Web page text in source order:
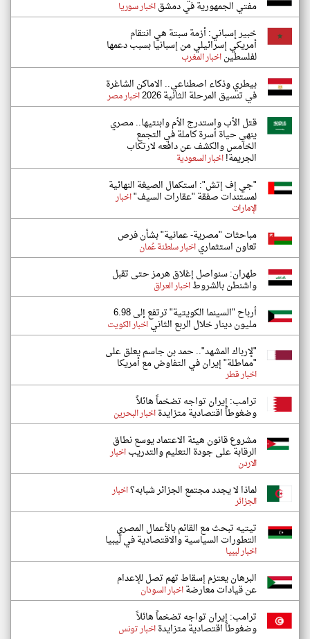
مفتي الجمهورية في دمشقاخبار سوريا
خبير إسباني: أزمة سبتة هي انتقام
أمريكي إسرائيلي من إسبانيا بسبب دعمها
لفلسطيناخبار المغرب
بيطري وذكاء اصطناعي.. الاماكن الشاغرة
في تنسيق المرحلة الثانية 2026 اخبار مصر
قتل الأب واستدرج الأم وابنتيها.. مصري
ينهي حياة أسرة كاملة في التجمع
الخامس والكشف عن دافعه لارتكاب
الجريمة!اخبار السعودية
"جي إف إتش": استكمال الصيغة النهائية
لمستندات صفقة "عقارات السيف"اخبار
الإمارات
مباحثات "مصرية- عمانية" بشأن فرص
تعاون استثمارياخبار سلطنة عُمان
طهران: سنواصل إغلاق هرمز حتى تقبل
واشنطن بالشروطاخبار العراق
أرباح "السينما الكويتية" ترتفع إلى 6.98
مليون دينار خلال الربع الثانياخبار الكويت
"لإرباك المشهد".. حمد بن جاسم يعلق على
"مماطلة" إيران في التفاوض مع أمريكا
اخبار قطر
ترامب: إيران تواجه تضخماً هائلاً
وضغوطاً اقتصادية متزايدةاخبار البحرين
مشروع قانون هيئة الاعتماد يوسع نطاق
الرقابة على جودة التعليم والتدريباخبار
الاردن
لماذا لا يجدد مجتمع الجزائر شبابه؟اخبار
الجزائر
تيتيه تبحث مع القائم بالأعمال المصري
التطورات السياسية والاقتصادية في ليبيا
اخبار ليبيا
البرهان يعتزم إسقاط تهم تصل للإعدام
عن قيادات معارضةاخبار السودان
ترامب: إيران تواجه تضخماً هائلاً
وضغوطاً اقتصادية متزايدةاخبار تونس